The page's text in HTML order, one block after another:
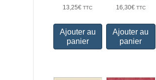
13,25€ TTC
Ajouter au
panier
16,30€ TTC
Ajouter au
panier